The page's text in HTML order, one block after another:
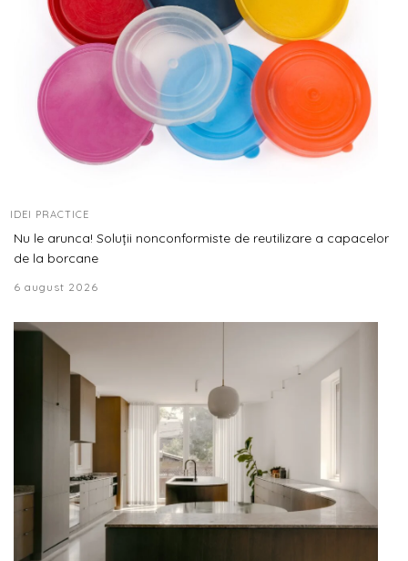
IDEI PRACTICE
Nu le arunca! Soluții nonconformiste de reutilizare a capacelor
de la borcane
6 august 2026